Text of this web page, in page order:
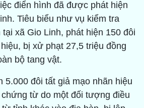
điển hình đã được phát hiện
Tiêu biểu như vụ kiểm tra
xã Gio Linh, phát hiện 150 đôi
bị xử phạt 27,5 triệu đồng
bộ tang vật.
5.000 đôi tất giả mạo nhãn hiệu
từ do một đối tượng điều